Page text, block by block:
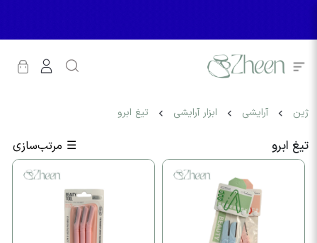
ژین آرایشی ابزار آرایشی تیغ ابرو
تیغ ابرو ☰ مرتب‌سازی